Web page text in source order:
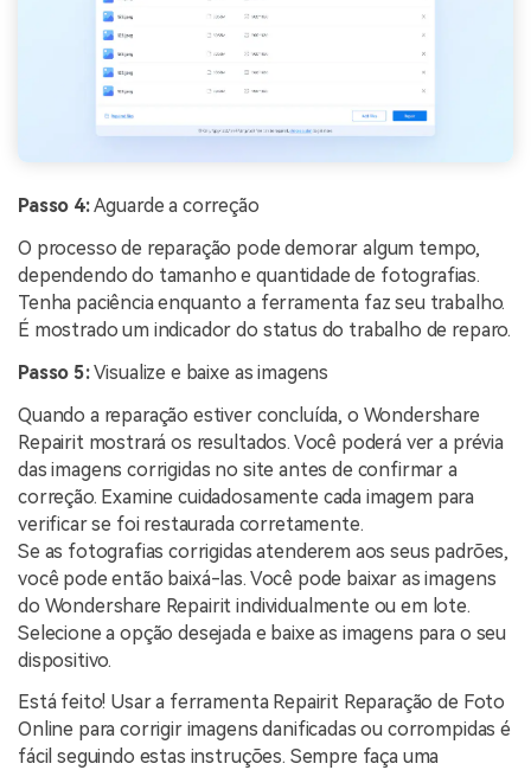
Passo 4:Aguarde a correção
O processo de reparação pode demorar algum tempo,
dependendo do tamanho e quantidade de fotografias.
Tenha paciência enquanto a ferramenta faz seu trabalho.
É mostrado um indicador do status do trabalho de reparo.
Passo 5:Visualize e baixe as imagens
Quando a reparação estiver concluída, o Wondershare
Repairit mostrará os resultados. Você poderá ver a prévia
das imagens corrigidas no site antes de confirmar a
correção. Examine cuidadosamente cada imagem para
verificar se foi restaurada corretamente.
Se as fotografias corrigidas atenderem aos seus padrões,
você pode então baixá-las. Você pode baixar as imagens
do Wondershare Repairit individualmente ou em lote.
Selecione a opção desejada e baixe as imagens para o seu
dispositivo.
Está feito! Usar a ferramenta Repairit Reparação de Foto
Online para corrigir imagens danificadas ou corrompidas é
fácil seguindo estas instruções. Sempre faça uma